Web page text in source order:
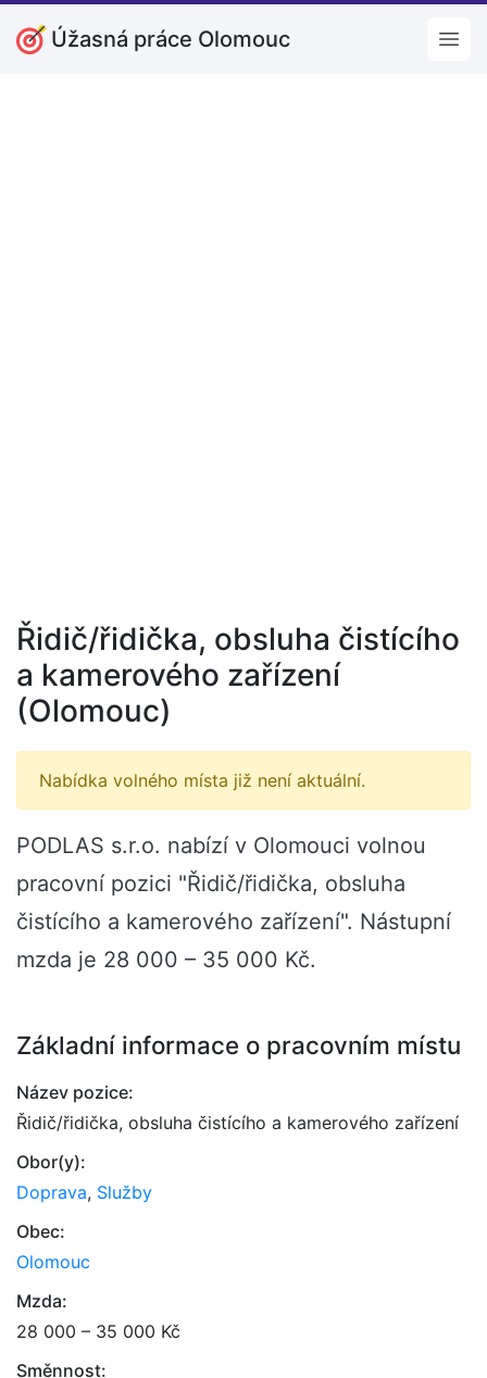
Úžasná práce Olomouc
Řidič/řidička, obsluha čistícího
a kamerového zařízení
(Olomouc)
Nabídka volného místa již není aktuální.
PODLAS s.r.o. nabízí v Olomouci volnou
pracovní pozici "Řidič/řidička, obsluha
čistícího a kamerového zařízení". Nástupní
mzda je 28 000 – 35 000 Kč.
Základní informace o pracovním místu
Název pozice:
Řidič/řidička, obsluha čistícího a kamerového zařízení
Obor(y):
Doprava, Služby
Obec:
Olomouc
Mzda:
28 000 – 35 000 Kč
Směnnost: